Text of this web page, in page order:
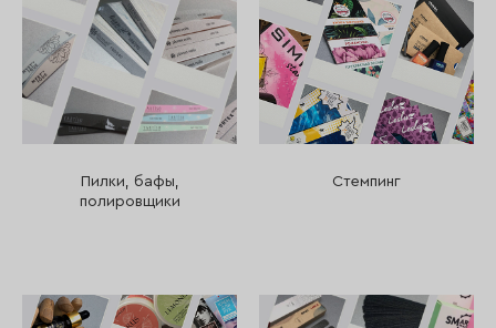
Пилки, бафы,
полировщики
Стемпинг